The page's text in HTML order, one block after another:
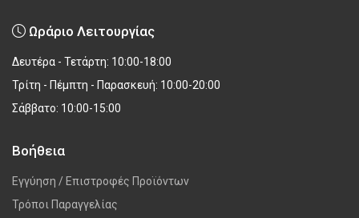
Ωράριο Λειτουργίας
Δευτέρα - Τετάρτη: 10:00-18:00
Τρίτη - Πέμπτη - Παρασκευή: 10:00-20:00
Σάββατο: 10:00-15:00
Βοήθεια
Εγγύηση / Επιστροφές Προϊόντων
Τρόποι Παραγγελίας